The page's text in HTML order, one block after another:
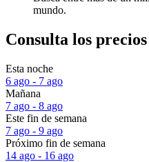
mundo.
Consulta los
Esta noche
6 ago - 7 ago
Mañana
7 ago - 8 ago
Este fin de semana
7 ago - 9 ago
Próximo fin de semana
14 ago - 16 ago